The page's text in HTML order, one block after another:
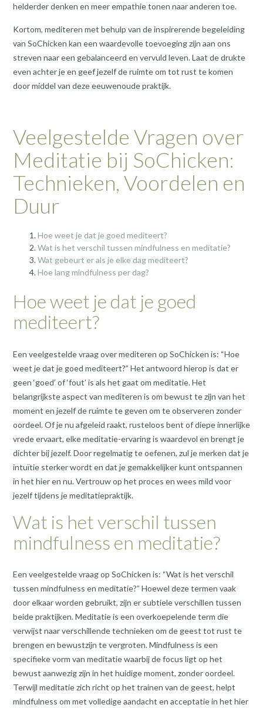
helderder denken en meer empathie tonen naar anderen toe.
Kortom, mediteren met behulp van de inspirerende begeleiding
van SoChicken kan een waardevolle toevoeging zijn aan ons
streven naar een gebalanceerd en vervuld leven. Laat de drukte
even achter je en geef jezelf de ruimte om tot rust te komen
door middel van deze eeuwenoude praktijk.
Veelgestelde Vragen over
Meditatie bij SoChicken:
Technieken, Voordelen en
Duur
Hoe weet je dat je goed mediteert?
Wat is het verschil tussen mindfulness en meditatie?
Wat gebeurt er als je elke dag mediteert?
Hoe lang mindfulness per dag?
Hoe weet je dat je goed
mediteert?
Een veelgestelde vraag over mediteren op SoChicken is: “Hoe
weet je dat je goed mediteert?” Het antwoord hierop is dat er
geen ‘goed’ of ‘fout’ is als het gaat om meditatie. Het
belangrijkste aspect van mediteren is om bewust te zijn van het
moment en jezelf de ruimte te geven om te observeren zonder
oordeel. Of je nu afgeleid raakt, rusteloos bent of diepe innerlijke
vrede ervaart, elke meditatie-ervaring is waardevol en brengt je
dichter bij jezelf. Door regelmatig te oefenen, zul je merken dat je
intuïtie sterker wordt en dat je gemakkelijker kunt ontspannen
in het hier en nu. Vertrouw op het proces en wees mild voor
jezelf tijdens je meditatiepraktijk.
Wat is het verschil tussen
mindfulness en meditatie?
Een veelgestelde vraag op SoChicken is: “Wat is het verschil
tussen mindfulness en meditatie?” Hoewel deze termen vaak
door elkaar worden gebruikt, zijn er subtiele verschillen tussen
beide praktijken. Meditatie is een overkoepelende term die
verwijst naar verschillende technieken om de geest tot rust te
brengen en bewustzijn te vergroten. Mindfulness is een
specifieke vorm van meditatie waarbij de focus ligt op het
bewust aanwezig zijn in het huidige moment, zonder oordeel.
Terwijl meditatie zich richt op het trainen van de geest, helpt
mindfulness om met volledige aandacht en acceptatie in het hier